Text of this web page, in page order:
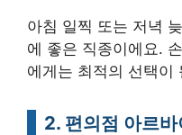
아침 일찍 또는 저녁
에 좋은 직종이에요.
에게는 최적의 선택이
2. 편의점 아르